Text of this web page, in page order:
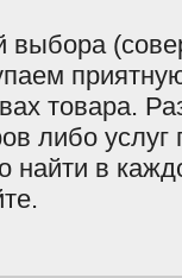
выбора
товара.
либо услуг
найти в